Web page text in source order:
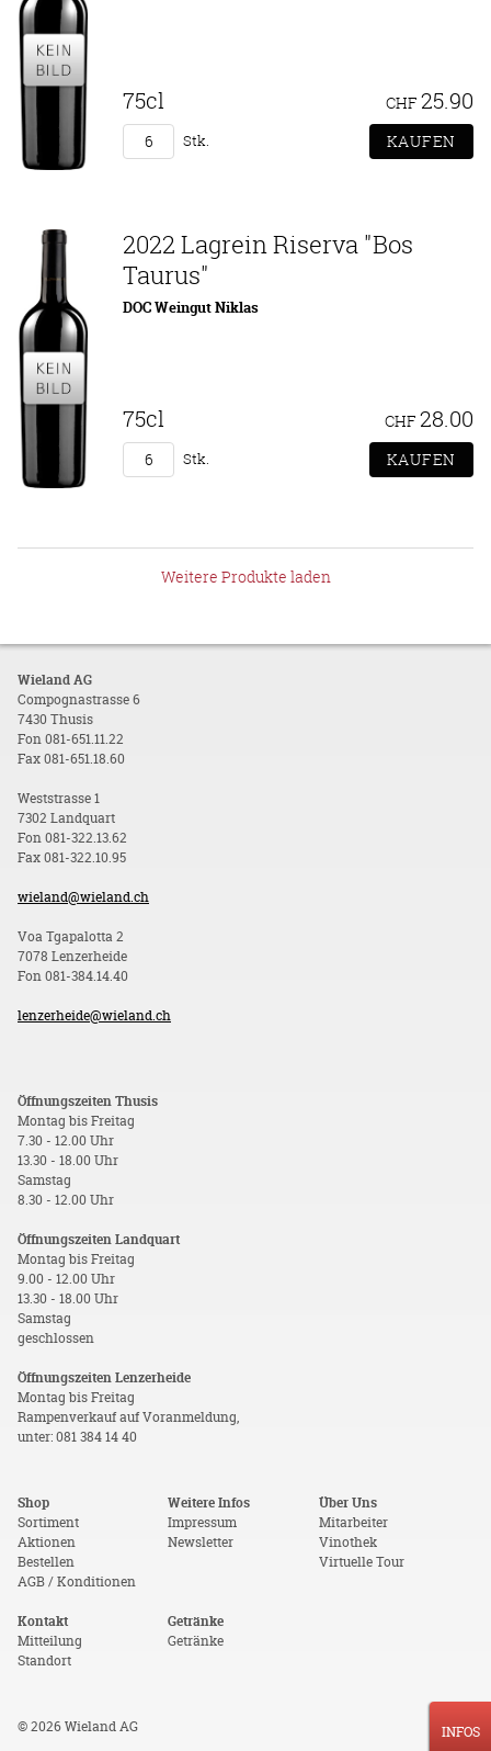
75cl CHF 25.90
Stk.
2022 Lagrein Riserva "Bos
Taurus"
DOC Weingut Niklas
75cl CHF 28.00
Stk.
Weitere Produkte laden
INFOS
Wieland AG
Compognastrasse 6
7430 Thusis
Fon 081-651.11.22
Fax 081-651.18.60
Weststrasse 1
7302 Landquart
Fon 081-322.13.62
Fax 081-322.10.95
wieland@wieland.ch
Voa Tgapalotta 2
7078 Lenzerheide
Fon 081-384.14.40
lenzerheide@wieland.ch
Öffnungszeiten Thusis
Montag bis Freitag
7.30 - 12.00 Uhr
13.30 - 18.00 Uhr
Samstag
8.30 - 12.00 Uhr
Öffnungszeiten Landquart
Montag bis Freitag
9.00 - 12.00 Uhr
13.30 - 18.00 Uhr
Samstag
geschlossen
Öffnungszeiten Lenzerheide
Montag bis Freitag
Rampenverkauf auf Voranmeldung,
unter: 081 384 14 40
Shop
Sortiment
Aktionen
Bestellen
AGB / Konditionen
Weitere Infos
Impressum
Newsletter
Über Uns
Mitarbeiter
Vinothek
Virtuelle Tour
Kontakt
Mitteilung
Standort
Getränke
Getränke
© 2026 Wieland AG